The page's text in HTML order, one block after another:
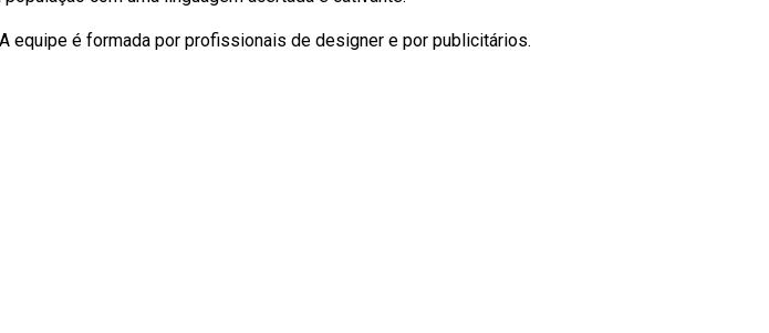
equipe é formada por profissionais de designer e por publicitários.